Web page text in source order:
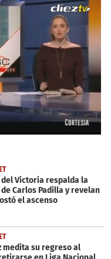
Victoria respalda la
Carlos Padilla y revelan
el ascenso
medita su regreso al